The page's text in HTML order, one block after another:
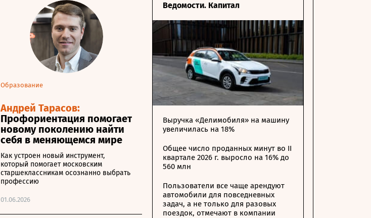
Образование
Андрей Тарасов:
Профориентация помогает
новому поколению найти
себя в меняющемся мире
Как устроен новый инструмент,
который помогает московским
старшеклассникам осознанно выбрать
профессию
01.06.2026
Ведомости. Капитал
Выручка «Делимобиля» на машину
увеличилась на 18%
Общее число проданных минут во II
квартале 2026 г. выросло на 16% до
560 млн
Пользователи все чаще арендуют
автомобили для повседневных
задач, а не только для разовых
поездок, отмечают в компании